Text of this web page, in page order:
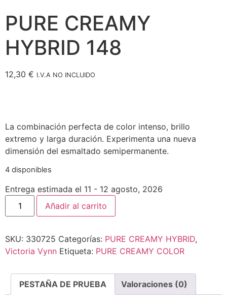
PURE CREAMY
HYBRID 148
12,30 € I.V.A NO INCLUIDO
La combinación perfecta de color intenso, brillo
extremo y larga duración. Experimenta una nueva
dimensión del esmaltado semipermanente.
4 disponibles
Entrega estimada el 11 - 12 agosto, 2026
Añadir al carrito
SKU: 330725 Categorías: PURE CREAMY HYBRID,
Victoria Vynn Etiqueta: PURE CREAMY COLOR
PESTAÑA DE PRUEBA Valoraciones (0)